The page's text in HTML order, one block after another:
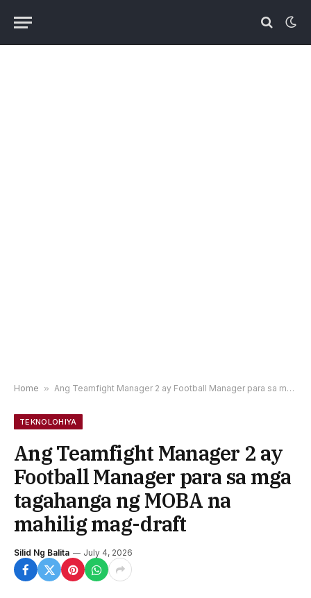
Home » Ang Teamfight Manager 2 ay Football Manager para sa mga tagahanga ng MOBA na mahilig mag-draft
TEKNOLOHIYA
Ang Teamfight Manager 2 ay
Football Manager para sa mga
tagahanga ng MOBA na
mahilig mag-draft
Silid Ng Balita July 4, 2026